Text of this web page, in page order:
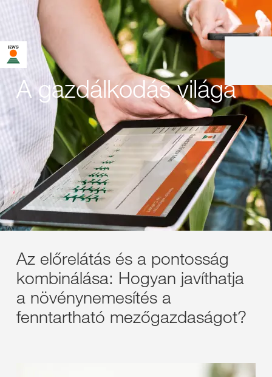
A gazdálkodás világa
Az előrelátás és a pontosság
kombinálása: Hogyan javíthatja
a növénynemesítés a
fenntartható mezőgazdaságot?